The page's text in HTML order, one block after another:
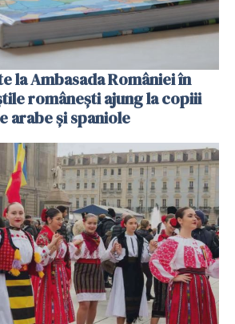
la Ambasada României în
românești ajung la copiii
arabe și spaniole